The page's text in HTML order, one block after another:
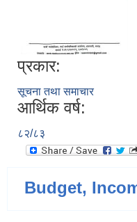
प्रकार:
सूचना तथा समाचार
आर्थिक वर्ष:
८२/८३
Budget,